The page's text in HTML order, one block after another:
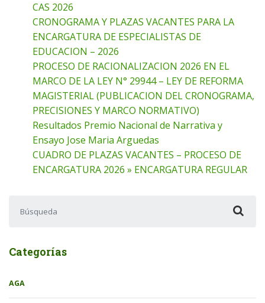
CAS 2026
CRONOGRAMA Y PLAZAS VACANTES PARA LA
ENCARGATURA DE ESPECIALISTAS DE
EDUCACION – 2026
PROCESO DE RACIONALIZACION 2026 EN EL
MARCO DE LA LEY N° 29944 – LEY DE REFORMA
MAGISTERIAL (PUBLICACION DEL CRONOGRAMA,
PRECISIONES Y MARCO NORMATIVO)
Resultados Premio Nacional de Narrativa y
Ensayo Jose Maria Arguedas
CUADRO DE PLAZAS VACANTES – PROCESO DE
ENCARGATURA 2026 » ENCARGATURA REGULAR
Categorías
AGA